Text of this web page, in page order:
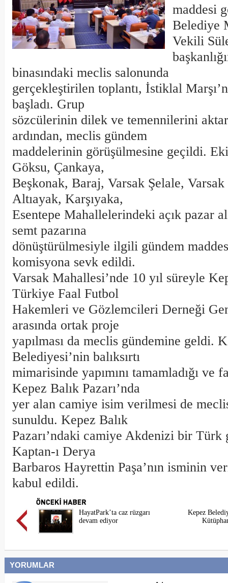
maddesi
Belediye
Vekili
binasındaki meclis salonunda
gerçekleştirilen toplantı, İstiklal
başladı. Grup
sözcülerinin dilek ve temennilerini
ardından, meclis gündem
maddelerinin görüşülmesine geçildi.
Göksu, Çankaya,
Beşkonak, Baraj, Varsak Şelale, Varsak
Altıayak, Karşıyaka,
Esentepe Mahallelerindeki açık pazar
semt pazarına
dönüştürülmesiyle ilgili gündem
komisyona sevk edildi.
Varsak Mahallesi’nde 10 yıl süreyle
Türkiye Faal Futbol
Hakemleri ve Gözlemcileri Derneği
arasında ortak proje
yapılması da meclis gündemine geldi.
Belediyesi’nin balıksırtı
mimarisinde yapımını tamamladığı ve
Kepez Balık Pazarı’nda
yer alan camiye isim verilmesi de
sunuldu. Kepez Balık
Pazarı’ndaki camiye Akdenizi bir Türk
Kaptan-ı Derya
Barbaros Hayrettin Paşa’nın isminin
kabul edildi.
HayatPark’ta caz rüzgarı
devam ediyor
Kepez
YORUMLAR